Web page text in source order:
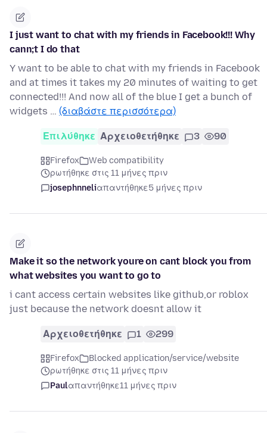
I just want to chat with my friends in Facebook!!! Why
cann;t I do that
Y want to be able to chat with my friends in Facebook
and at times it takes my 20 minutes of waiting to get
connected!!! And now all of the blue I get a bunch of
widgets … (διαβάστε περισσότερα)
Επιλύθηκε Αρχειοθετήθηκε 3 90
Firefox
Web compatibility
ρωτήθηκε στις 11 μήνες πριν
josephnneliαπαντήθηκε5 μήνες πριν
Make it so the network youre on cant block you from
what websites you want to go to
i cant access certain websites like github,or roblox
just because the network doesnt allow it
Αρχειοθετήθηκε 1 299
Firefox
Blocked application/service/website
ρωτήθηκε στις 11 μήνες πριν
Paulαπαντήθηκε11 μήνες πριν